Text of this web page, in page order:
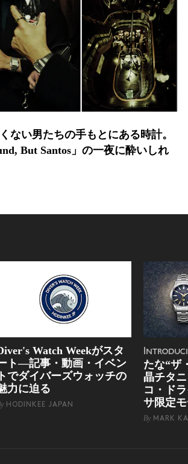
の一夜に酔いしれて
ない男たちの手もとにある時計。
But Santos」の一夜に酔いしれ
Watch Weekがスタ
ト―記事・動画・イベン
トでダイバーズウォッチの
力に迫る
HODINKEE JAPAN
たな“ザ
晶チタ
コ・ド
サ限定
ByMARK